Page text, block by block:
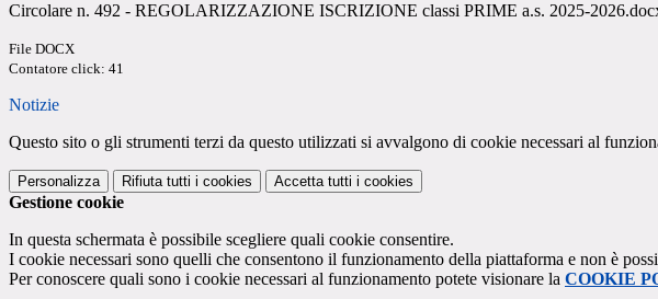
Circolare n. 492 - REGOLARIZZAZIONE ISCRIZIONE classi PRIME a.s. 2025-
File DOCX
Contatore click: 41
Notizie
Questo sito o gli strumenti terzi da questo utilizzati si avvalgono di cookie necessari al
Personalizza Rifiuta tutti i cookies Accetta tutti i cookies
Gestione cookie
In questa schermata è possibile scegliere quali cookie consentire.
I cookie necessari sono quelli che consentono il funzionamento della piattaforma e non è
Per conoscere quali sono i cookie necessari al funzionamento potete visionare la COOKIE